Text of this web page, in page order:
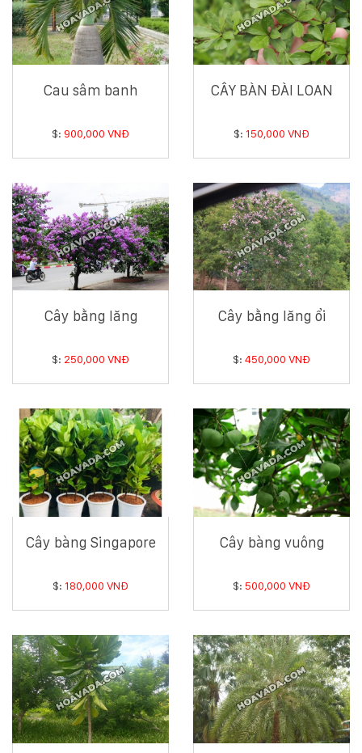
ẢNH
LIÊN
Hotline
:
0931.914.968
hoasenvietdn@gmail.com
Thọ
Cẩm
Lệ
Đà
nẵng
132
-
Hòa
Quý
-
TP.
Đà
Nẵng
Cau sâm banh
$: 900,000 VNĐ
CÂY BÀN ĐÀI LOAN
$: 150,000 VNĐ
Cây bằng lăng
$: 250,000 VNĐ
Cây bằng lăng ổi
$: 450,000 VNĐ
Cây bàng Singapore
$: 180,000 VNĐ
Cây bàng vuông
$: 500,000 VNĐ